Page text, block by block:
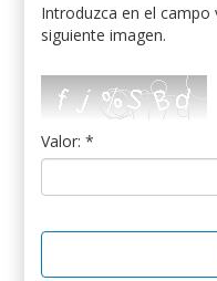
Introduzca en el
siguiente imagen.
Valor: *